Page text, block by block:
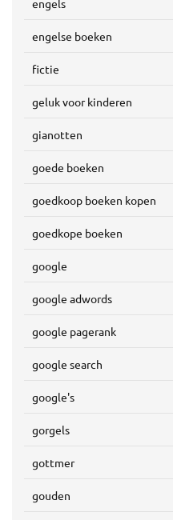
engels
engelse boeken
fictie
geluk voor kinderen
gianotten
goede boeken
goedkoop boeken kopen
goedkope boeken
google
google adwords
google pagerank
google search
google's
gorgels
gottmer
gouden